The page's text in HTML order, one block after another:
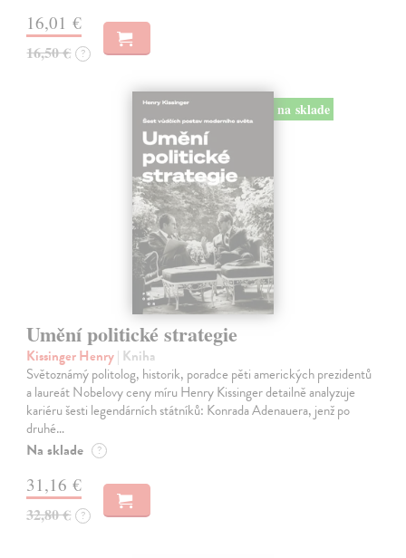
16,01 €
16,50 € ?
na sklade
Umění politické strategie
Kissinger Henry| Kniha
Světoznámý politolog, historik, poradce pěti amerických prezidentů
a laureát Nobelovy ceny míru Henry Kissinger detailně analyzuje
kariéru šesti legendárních státníků: Konrada Adenauera, jenž po
druhé…
Na sklade ?
31,16 €
32,80 € ?